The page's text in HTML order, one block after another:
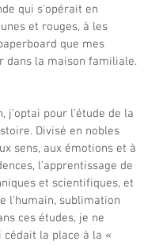
qui s'opérait en
et rouges, à les
que mes
dans la maison familiale.
j'optai pour l'étude de la
Divisé en nobles
sens, aux émotions et à
l'apprentissage de
et scientifiques, et
l'humain, sublimation
ces études, je ne
la place à la «